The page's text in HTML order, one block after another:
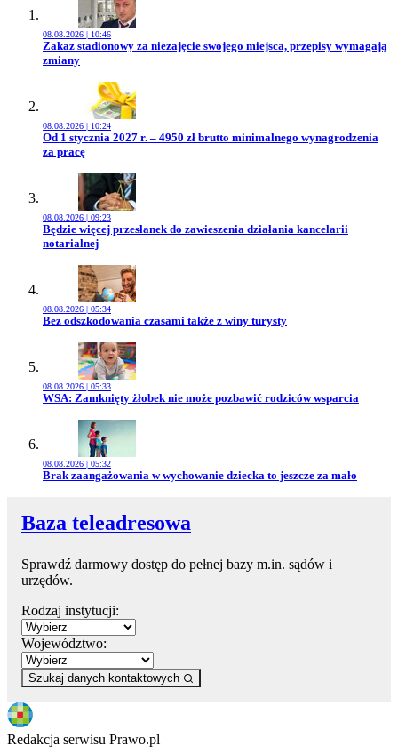
08.08.2026 | 10:46
Przejdź do artykułu:
Zakaz stadionowy za niezajęcie swojego miejsca, przepisy wymagają
zmiany
08.08.2026 | 10:24
Przejdź do artykułu:
Od 1 stycznia 2027 r. – 4950 zł brutto minimalnego wynagrodzenia
za pracę
08.08.2026 | 09:23
Przejdź do artykułu:
Będzie więcej przesłanek do zawieszenia działania kancelarii
notarialnej
08.08.2026 | 05:34
Przejdź do artykułu:
Bez odszkodowania czasami także z winy turysty
08.08.2026 | 05:33
Przejdź do artykułu:
WSA: Zamknięty żłobek nie może pozbawić rodziców wsparcia
08.08.2026 | 05:32
Przejdź do artykułu:
Brak zaangażowania w wychowanie dziecka to jeszcze za mało
Baza teleadresowa
Sprawdź darmowy dostęp do pełnej bazy m.in. sądów i
urzędów.
Rodzaj instytucji:
Województwo:
Szukaj danych kontaktowych
Redakcja serwisu Prawo.pl